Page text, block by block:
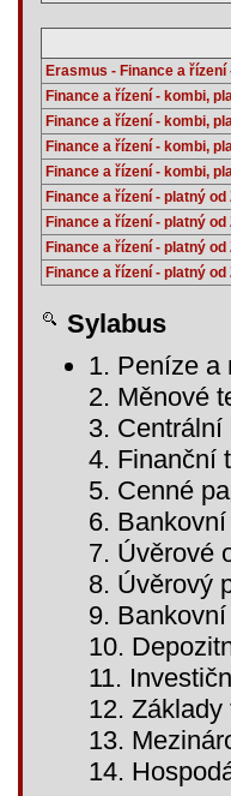
Erasmus - Finance a
Finance a řízení - kombi,
Finance a řízení - kombi,
Finance a řízení - kombi,
Finance a řízení - kombi,
Finance a řízení - platný od
Finance a řízení - platný od
Finance a řízení - platný od
Finance a řízení - platný od
Sylabus
1. Peníze a
2. Měnové
3.
4. Finanční
5. Cenné
6.
7. Úvěrové
8. Úvěrový
9.
10.
11.
12.
13.
14.